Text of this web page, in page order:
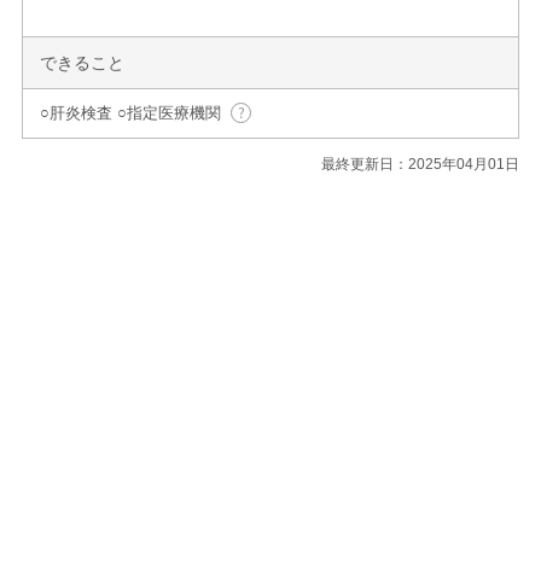
できること
○肝炎検査 ○指定医療機関
最終更新日：2025年04月01日